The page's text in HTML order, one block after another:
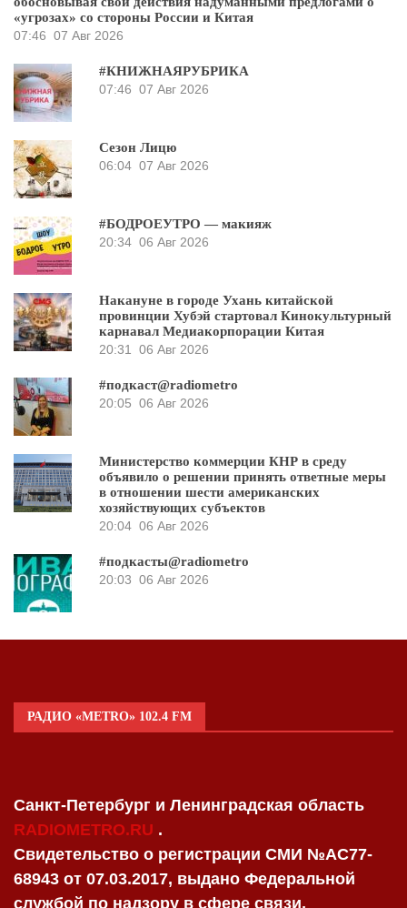
«угрозах» со стороны России и Китая
07:46 07 Авг 2026
#КНИЖНАЯРУБРИКА
07:46 07 Авг 2026
Сезон Лицю
06:04 07 Авг 2026
#БОДРОЕУТРО — макияж
20:34 06 Авг 2026
Накануне в городе Ухань китайской
провинции Хубэй стартовал Кинокультурный
карнавал Медиакорпорации Китая
20:31 06 Авг 2026
#подкаст@radiometro
20:05 06 Авг 2026
Министерство коммерции КНР в среду
объявило о решении принять ответные меры
в отношении шести американских
хозяйствующих субъектов
20:04 06 Авг 2026
#подкасты@radiometro
20:03 06 Авг 2026
РАДИО «METRO» 102.4 FM
Санкт-Петербург и Ленинградская область
RADIOMETRO.RU .
Свидетельство о регистрации СМИ №AC77-
68943 от 07.03.2017, выдано Федеральной
службой по надзору в сфере связи,